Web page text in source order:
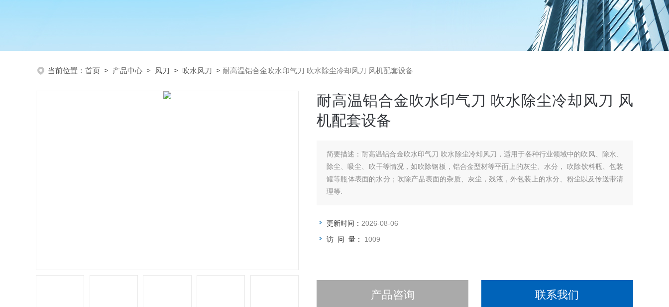
当前位置： 首页 > 产品中心 > 风刀 > 吹水风刀 > 耐高温铝合金吹水印气刀 吹水除尘冷却风刀 风机配套设备
耐高温铝合金吹水印气刀 吹水除尘冷却风刀 风
机配套设备
简要描述： 耐高温铝合金吹水印气刀 吹水除尘冷却风刀，适用于各种行业领域中的吹风、除水、
除尘、吸尘、吹干等情况，如吹除钢板，铝合金型材等平面上的灰尘、水分， 吹除饮料瓶、包装
罐等瓶体表面的水分；吹除产品表面的杂质、灰尘，残液，外包装上的水分、粉尘以及传送带清
理等.
更新时间： 2026-08-06
访 问 量： 1009
产品咨询 联系我们